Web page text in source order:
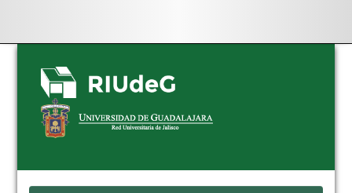
Skip
navigation